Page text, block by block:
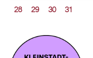
28 29 30 31